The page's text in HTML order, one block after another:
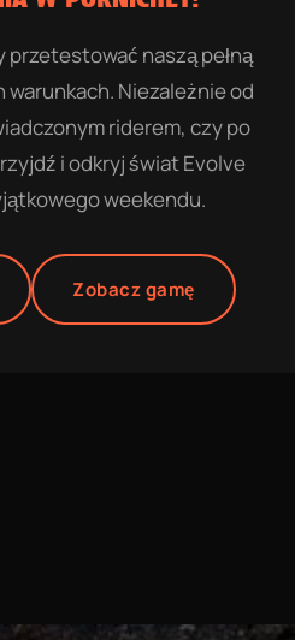
przetestować naszą pełną
Niezależnie od
riderem, czy po
i odkryj świat Evolve
weekendu.
Zobacz gamę